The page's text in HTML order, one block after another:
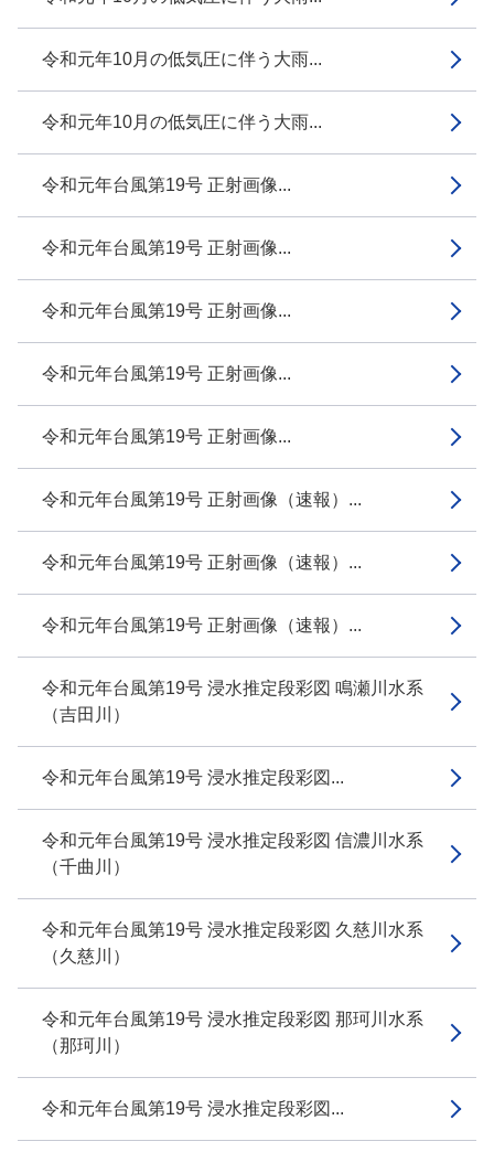
令和元年10月の低気圧に伴う大雨...
令和元年10月の低気圧に伴う大雨...
令和元年台風第19号 正射画像...
令和元年台風第19号 正射画像...
令和元年台風第19号 正射画像...
令和元年台風第19号 正射画像...
令和元年台風第19号 正射画像...
令和元年台風第19号 正射画像（速報）...
令和元年台風第19号 正射画像（速報）...
令和元年台風第19号 正射画像（速報）...
令和元年台風第19号 浸水推定段彩図 鳴瀬川水系
（吉田川）
令和元年台風第19号 浸水推定段彩図...
令和元年台風第19号 浸水推定段彩図 信濃川水系
（千曲川）
令和元年台風第19号 浸水推定段彩図 久慈川水系
（久慈川）
令和元年台風第19号 浸水推定段彩図 那珂川水系
（那珂川）
令和元年台風第19号 浸水推定段彩図...